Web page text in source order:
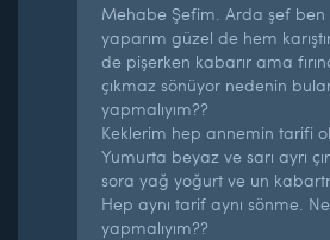
Mehabe Şefim. Arda şef ben
yaparım güzel de hem
de pişerken kabarır ama
çıkmaz sönüyor nedenin
yapmalıyım??
Keklerim hep annemin tarifi
Yumurta beyaz ve sarı ayrı
sora yağ yoğurt ve un
Hep aynı tarif aynı sönme. Ne
yapmalıyım??